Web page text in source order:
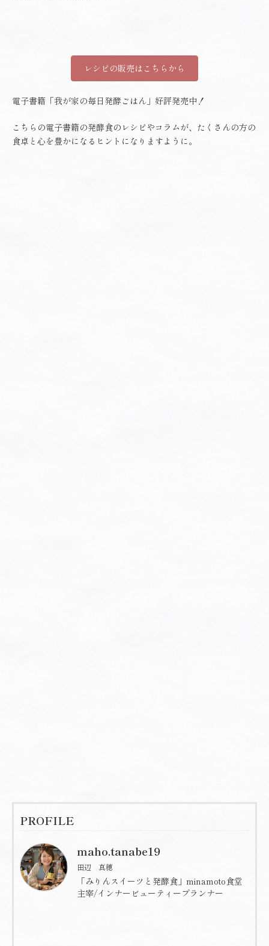
レシピの販売はこちらから
電子書籍「我が家の毎日発酵ごはん」好評発売中！
こちらの電子書籍の発酵食のレシピやコラムが、たくさんの方の
食卓と心を豊かになるヒントになりますように。
PROFILE
maho.tanabe19
田辺 真穂
「みりんスイーツと発酵食」minamoto食堂
主宰/インナービューティープランナー